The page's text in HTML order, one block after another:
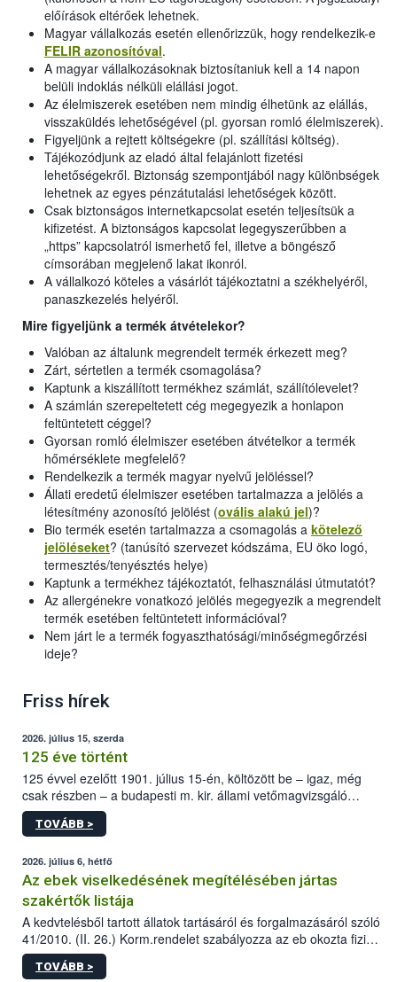
előírások eltérőek lehetnek.
Magyar vállalkozás esetén ellenőrizzük, hogy rendelkezik-e
FELIR azonosítóval.
A magyar vállalkozásoknak biztosítaniuk kell a 14 napon
belüli indoklás nélküli elállási jogot.
Az élelmiszerek esetében nem mindig élhetünk az elállás,
visszaküldés lehetőségével (pl. gyorsan romló élelmiszerek).
Figyeljünk a rejtett költségekre (pl. szállítási költség).
Tájékozódjunk az eladó által felajánlott fizetési
lehetőségekről. Biztonság szempontjából nagy különbségek
lehetnek az egyes pénzátutalási lehetőségek között.
Csak biztonságos internetkapcsolat esetén teljesítsük a
kifizetést. A biztonságos kapcsolat legegyszerűbben a
„https” kapcsolatról ismerhető fel, illetve a böngésző
címsorában megjelenő lakat ikonról.
A vállalkozó köteles a vásárlót tájékoztatni a székhelyéről,
panaszkezelés helyéről.
Mire figyeljünk a termék átvételekor?
Valóban az általunk megrendelt termék érkezett meg?
Zárt, sértetlen a termék csomagolása?
Kaptunk a kiszállított termékhez számlát, szállítólevelet?
A számlán szerepeltetett cég megegyezik a honlapon
feltüntetett céggel?
Gyorsan romló élelmiszer esetében átvételkor a termék
hőmérséklete megfelelő?
Rendelkezik a termék magyar nyelvű jelöléssel?
Állati eredetű élelmiszer esetében tartalmazza a jelölés a
létesítmény azonosító jelölést (ovális alakú jel)?
Bio termék esetén tartalmazza a csomagolás a kötelező
jelöléseket? (tanúsító szervezet kódszáma, EU öko logó,
termesztés/tenyésztés helye)
Kaptunk a termékhez tájékoztatót, felhasználási útmutatót?
Az allergénekre vonatkozó jelölés megegyezik a megrendelt
termék esetében feltüntetett információval?
Nem járt le a termék fogyaszthatósági/minőségmegőrzési
ideje?
Friss hírek
2026. július 15, szerda
125 éve történt
125 évvel ezelőtt 1901. július 15-én, költözött be – igaz, még
csak részben – a budapesti m. kir. állami vetőmagvizsgáló
állomás a Kis Rókus utca 15. szám alatti, Czigler Győző által
tervezett új épületébe.
TOVÁBB >
2026. július 6, hétfő
Az ebek viselkedésének megítélésében jártas
szakértők listája
A kedvtelésből tartott állatok tartásáról és forgalmazásáról szóló
41/2010. (II. 26.) Korm.rendelet szabályozza az eb okozta fizikai
sérülés, illetve ennek veszélye keletkezésekor felmerülő
hatósági feladatokat, valamint a veszélyes eb tartását és annak
TOVÁBB >